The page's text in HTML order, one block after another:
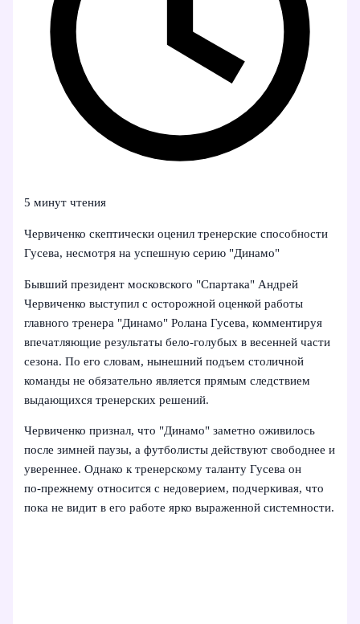
5 минут чтения
Червиченко скептически оценил тренерские способности
Гусева, несмотря на успешную серию "Динамо"
Бывший президент московского "Спартака" Андрей
Червиченко выступил с осторожной оценкой работы
главного тренера "Динамо" Ролана Гусева, комментируя
впечатляющие результаты бело‑голубых в весенней части
сезона. По его словам, нынешний подъем столичной
команды не обязательно является прямым следствием
выдающихся тренерских решений.
Червиченко признал, что "Динамо" заметно оживилось
после зимней паузы, а футболисты действуют свободнее и
увереннее. Однако к тренерскому таланту Гусева он
по‑прежнему относится с недоверием, подчеркивая, что
пока не видит в его работе ярко выраженной системности.